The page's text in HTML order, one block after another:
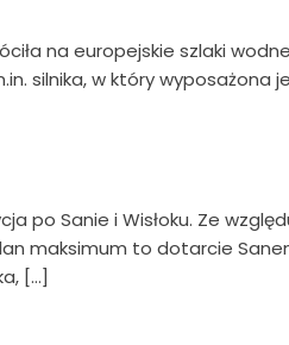
na europejskie szlaki
silnika, w który
po Sanie i Wisłoku. Ze
maksimum to dotarcie
[…]